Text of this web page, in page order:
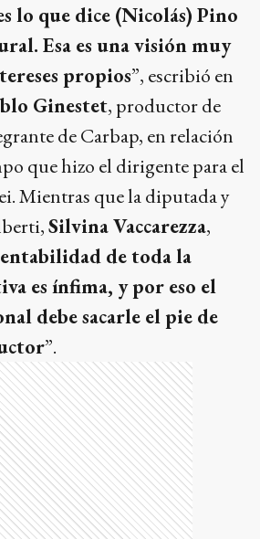
lo que dice (Nicolás) Pino
Esa es una visión muy
propios”, escribió en
Ginestet, productor de
de Carbap, en relación
que hizo el dirigente para el
Mientras que la diputada y
Silvina Vaccarezza,
de toda la
es ínfima, y por eso el
debe sacarle el pie de
”.